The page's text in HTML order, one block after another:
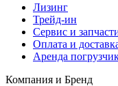
Лизинг
Трейд-ин
Сервис и
Оплата и
Аренда
Компания и Бренд